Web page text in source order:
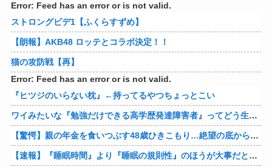
Error: Feed has an error or is not valid.
ストロングビデ1【ふくらすずめ】
【朗報】AKB48 ロッテとコラボ決定！！
猫の攻防戦【再】
Error: Feed has an error or is not valid.
『ヒツジのいらない枕』←持ってるやつちょっとこい
ワイみたいな『勉強だけできる高学歴発達障害者』ってどう生きたらいいんや？
【驚愕】親の年金を食いつぶす48歳ひきこもり…絶望の底から家族を救ったのは『障害基礎年金』だった
【速報】『睡眠時間』より『睡眠の規則性』のほうが大事だと判明